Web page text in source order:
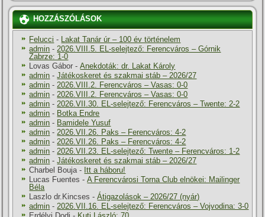
HOZZÁSZÓLÁSOK
Felucci - Lakat Tanár úr – 100 év történelem
admin - 2026.VIII.5. EL-selejtező: Ferencváros – Górnik
Zabrze: 1-0
Lovas Gábor -Anekdoták: dr. Lakat Károly
admin -Játékoskeret és szakmai stáb – 2026/27
admin - 2026.VIII.2. Ferencváros – Vasas: 0-0
admin - 2026.VIII.2. Ferencváros – Vasas: 0-0
admin - 2026.VII.30. EL-selejtező: Ferencváros – Twente: 2-2
admin - Botka Endre
admin - Bamidele Yusuf
admin - 2026.VII.26. Paks – Ferencváros: 4-2
admin - 2026.VII.26. Paks – Ferencváros: 4-2
admin - 2026.VII.23. EL-selejtező: Twente – Ferencváros: 1-2
admin -Játékoskeret és szakmai stáb – 2026/27
Charbel Bouja - Itt a háboru!
Lucas Fuentes -A Ferencvárosi Torna Club elnökei: Mailinger
Béla
Laszlo dr.Kincses -Átigazolások – 2026/27 (nyár)
admin - 2026.VII.16. EL-selejtező: Ferencváros – Vojvodina: 3-0